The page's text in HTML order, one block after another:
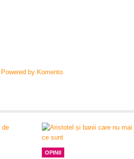
Powered by Komento
OPINII